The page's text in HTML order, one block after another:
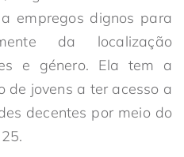
empregos dignos para
da localização
e género. Ela tem a
de jovens a ter acesso a
decentes por meio do